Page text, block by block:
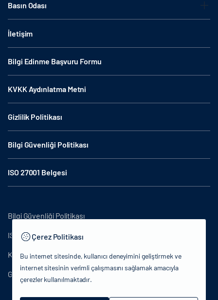
Basın Odası
İletişim
Bilgi Edinme Başvuru Formu
KVKK Aydınlatma Metni
Gizlilik Politikası
Bilgi Güvenliği Politikası
ISO 27001 Belgesi
Bilgi Güvenliği Politikası
ISO27001
KVKK Aydınlatma Metni
Gizlilik Politikası
Çerez Politikası
Bu internet sitesinde, kullanıcı deneyimini geliştirmek ve
internet sitesinin verimli çalışmasını sağlamak amacıyla
çerezler kullanılmaktadır.